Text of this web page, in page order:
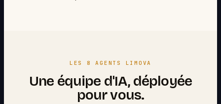
LES 8 AGENTS LIMOVA
Une équipe d'IA, déployée
pour vous.